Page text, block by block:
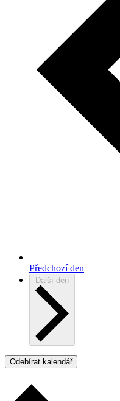
Předchozí den
Další den
Odebírat kalendář